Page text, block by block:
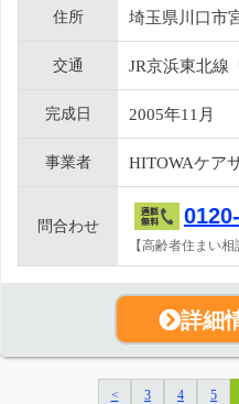
住所 埼玉県川口市
交通 JR京浜東北線
完成日 2005年11月
事業者 HITOWAケア
問合わせ
【高齢者住まい相
詳細
< 3 4 5